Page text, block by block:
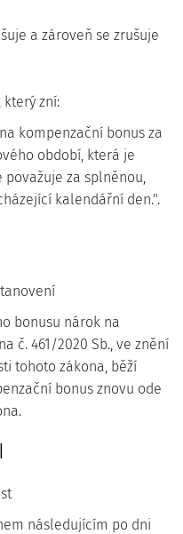
a zároveň se zrušuje
který zní:
kompenzační bonus za
období, která je
považuje za splněnou,
kalendářní den.".
bonusu nárok na
č. 461/2020 Sb., ve znění
tohoto zákona, běží
bonus znovu ode
následujícím po dni